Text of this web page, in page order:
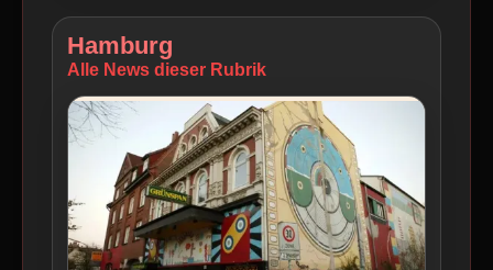
Hamburg
Alle News dieser Rubrik